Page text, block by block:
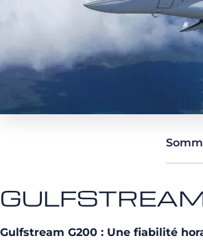
Gulfstream G200 : Une fiabilité